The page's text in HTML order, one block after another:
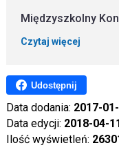
Międzyszkolny
Czytaj więcej
Udostępnij
Data dodania: 2017-
Data edycji: 2018-04-
Ilość wyświetleń: